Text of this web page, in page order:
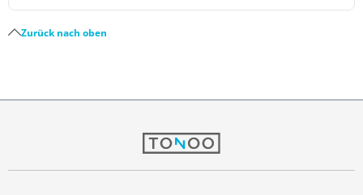
Zurück nach oben